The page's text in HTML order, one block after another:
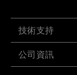
技術支持
公司資訊